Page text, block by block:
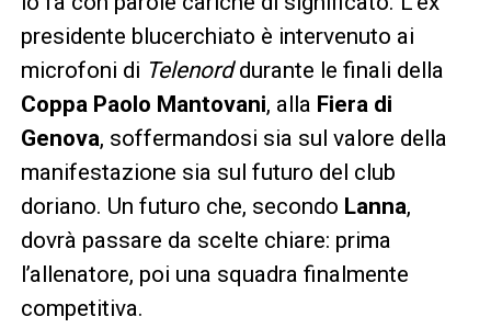
presidente blucerchiato è intervenuto ai
microfoni di Telenorddurante le finali della
Coppa Paolo Mantovani, alla Fiera di
Genova, soffermandosi sia sul valore della
manifestazione sia sul futuro del club
doriano. Un futuro che, secondo Lanna,
dovrà passare da scelte chiare: prima
l’allenatore, poi una squadra finalmente
competitiva.